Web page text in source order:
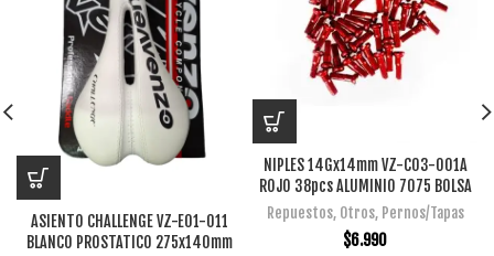
ASIENTO CHALLENGE VZ-E01-011
BLANCO PROSTATICO 275x140mm
NIPLES 14Gx14mm VZ-C03-001A
ROJO 38pcs ALUMINIO 7075 BOLSA
Repuestos, Otros, Pernos/Tapas
$6.990